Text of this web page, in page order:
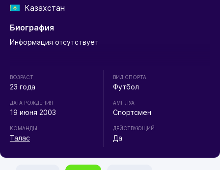
Казахстан
Биография
Информация отсутствует
ВОЗРАСТ
23 года
ДАТА РОЖДЕНИЯ
19 июня 2003
КОМАНДЫ
Талас
ВИД СПОРТА
Футбол
АМПЛУА
Спортсмен
ДЕЙСТВУЮЩИЙ
Да